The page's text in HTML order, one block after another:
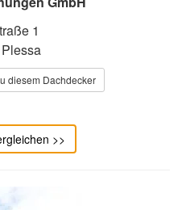
1
diesem Dachdecker
>>